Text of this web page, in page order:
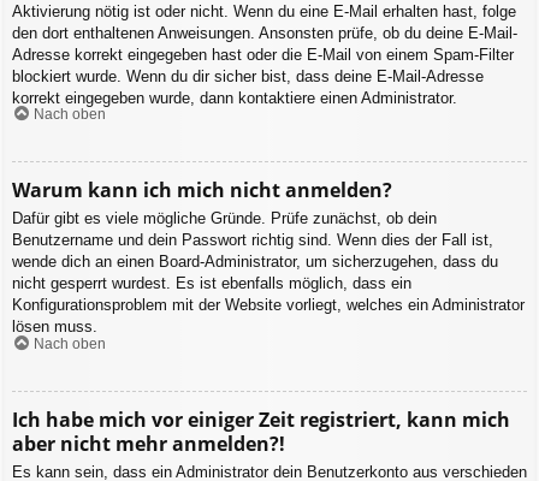
Aktivierung nötig ist oder nicht. Wenn du eine E-Mail erhalten hast, folge
den dort enthaltenen Anweisungen. Ansonsten prüfe, ob du deine E-Mail-
Adresse korrekt eingegeben hast oder die E-Mail von einem Spam-Filter
blockiert wurde. Wenn du dir sicher bist, dass deine E-Mail-Adresse
korrekt eingegeben wurde, dann kontaktiere einen Administrator.
Nach oben
Warum kann ich mich nicht anmelden?
Dafür gibt es viele mögliche Gründe. Prüfe zunächst, ob dein
Benutzername und dein Passwort richtig sind. Wenn dies der Fall ist,
wende dich an einen Board-Administrator, um sicherzugehen, dass du
nicht gesperrt wurdest. Es ist ebenfalls möglich, dass ein
Konfigurationsproblem mit der Website vorliegt, welches ein Administrator
lösen muss.
Nach oben
Ich habe mich vor einiger Zeit registriert, kann mich
aber nicht mehr anmelden?!
Es kann sein, dass ein Administrator dein Benutzerkonto aus verschieden